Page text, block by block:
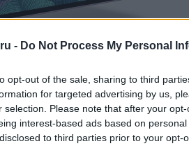
- Do Not Process My Personal
opt-out of the sale, sharing to third
for targeted advertising by us,
selection. Please note that after your
interest-based ads based on
to third parties prior to your opt-